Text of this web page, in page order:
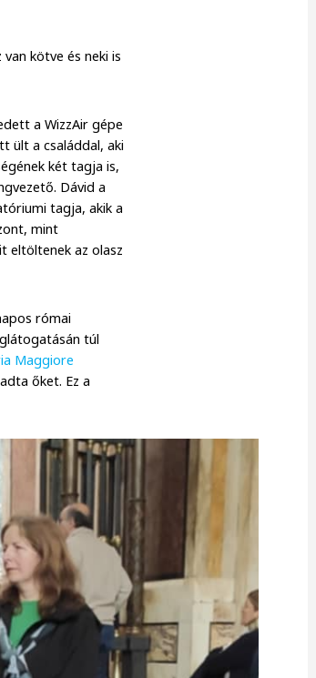
kötve és neki is
a WizzAir gépe
ült a családdal, aki
két tagja is,
Dávid a
tagja, akik a
mint
eltöltenek az olasz
római
túl
Maggiore
őket. Ez a